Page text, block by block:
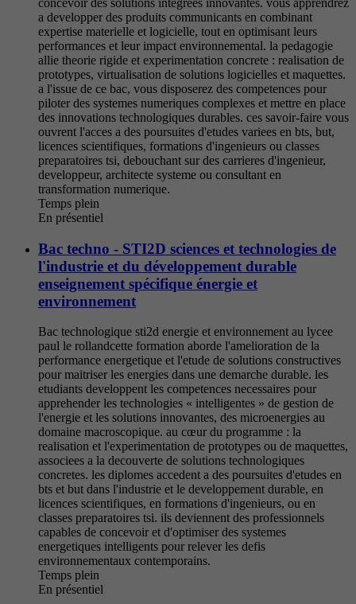
concevoir des solutions integrees innovantes. vous apprendrez
a developper des produits communicants en combinant
expertise materielle et logicielle, tout en optimisant leurs
performances et leur impact environnemental. la pedagogie
allie theorie rigide et experimentation concrete : realisation de
prototypes, virtualisation de solutions logicielles et maquettes.
a l'issue de ce bac, vous disposerez des competences pour
piloter des systemes numeriques complexes et mettre en place
des innovations technologiques durables. ces savoir-faire vous
ouvrent l'acces a des poursuites d'etudes variees en bts, but,
licences scientifiques, formations d'ingenieurs ou classes
preparatoires tsi, debouchant sur des carrieres d'ingenieur,
developpeur, architecte systeme ou consultant en
transformation numerique.
Temps plein
En présentiel
Bac techno - STI2D sciences et technologies de
l'industrie et du développement durable
enseignement spécifique énergie et
environnement
Bac technologique sti2d energie et environnement au lycee
paul le rollandcette formation aborde l'amelioration de la
performance energetique et l'etude de solutions constructives
pour maitriser les energies dans une demarche durable. les
etudiants developpent les competences necessaires pour
apprehender les technologies « intelligentes » de gestion de
l'energie et les solutions innovantes, des microenergies au
domaine macroscopique. au cœur du programme : la
realisation et l'experimentation de prototypes ou de maquettes,
associees a la decouverte de solutions technologiques
concretes. les diplomes accedent a des poursuites d'etudes en
bts et but dans l'industrie et le developpement durable, en
licences scientifiques, en formations d'ingenieurs, ou en
classes preparatoires tsi. ils deviennent des professionnels
capables de concevoir et d'optimiser des systemes
energetiques intelligents pour relever les defis
environnementaux contemporains.
Temps plein
En présentiel